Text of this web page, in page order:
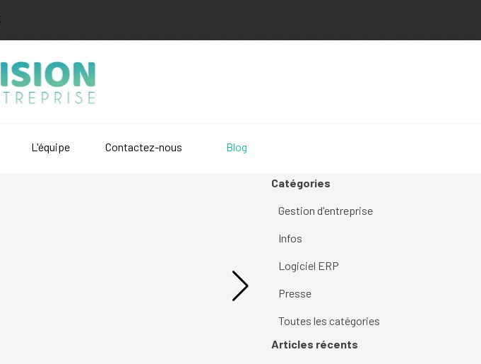
▼
L'équipe Contactez-nous Blog
Sauter le bloc Catégories
Catégories
Gestion d'entreprise
Infos
Logiciel ERP
Presse
Toutes les catégories
Sauter le bloc Articles récents
Articles récents